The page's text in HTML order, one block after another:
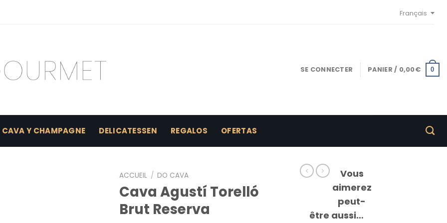
Français
SE CONNECTER PANIER / 0,00€ 0
CAVA Y CHAMPAGNE DELICATESSEN REGALOS OFERTAS
ACCUEIL / DO CAVA
Cava Agustí Torelló
Brut Reserva
Vous
aimerez
peut-
être aussi…